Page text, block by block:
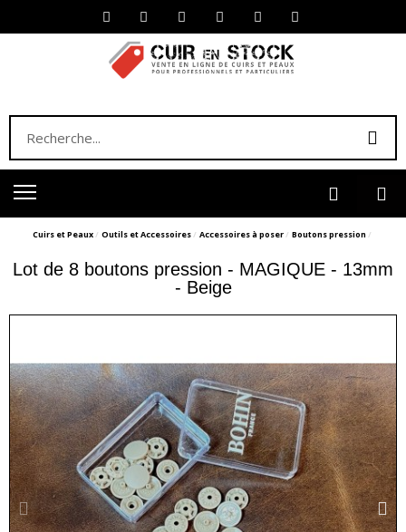
Cuirs et Peaux Outils et Accessoires Accessoires à poser Boutons pression
Lot de 8 boutons pression - MAGIQUE - 13mm
- Beige